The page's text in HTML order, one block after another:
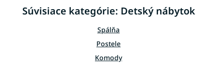
e
r
k
y
i
e
Súvisiace kategórie: Detský nábytok
Spálňa
Postele
Komody